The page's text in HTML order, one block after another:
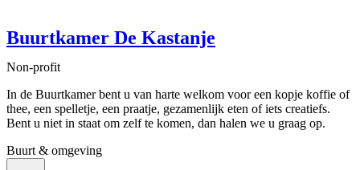
Buurtkamer De Kastanje
Non-profit
In de Buurtkamer bent u van harte welkom voor een kopje koffie of
thee, een spelletje, een praatje, gezamenlijk eten of iets creatiefs.
Bent u niet in staat om zelf te komen, dan halen we u graag op.
Buurt & omgeving